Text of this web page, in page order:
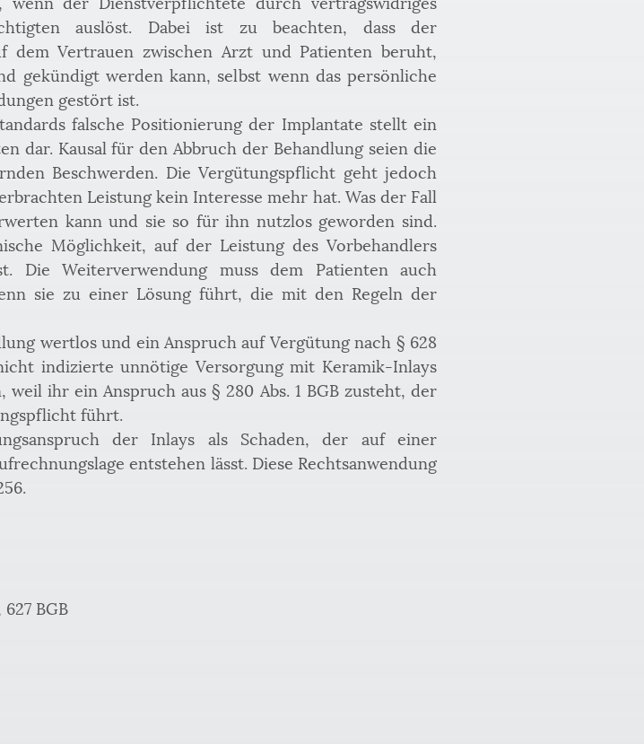
auslöst. Dabei ist zu beachten, dass der
dem Vertrauen zwischen Arzt und Patienten beruht,
gekündigt werden kann, selbst wenn das persönliche
gestört ist.
falsche Positionierung der Implantate stellt ein
dar. Kausal für den Abbruch der Behandlung seien die
Beschwerden. Die Vergütungspflicht geht jedoch
Leistung kein Interesse mehr hat. Was der Fall
kann und sie so für ihn nutzlos geworden sind.
Möglichkeit, auf der Leistung des Vorbehandlers
Die Weiterverwendung muss dem Patienten auch
sie zu einer Lösung führt, die mit den Regeln der
wertlos und ein Anspruch auf Vergütung nach § 628
indizierte unnötige Versorgung mit Keramik-Inlays
ihr ein Anspruch aus § 280 Abs. 1 BGB zusteht, der
führt.
der Inlays als Schaden, der auf einer
entstehen lässt. Diese Rechtsanwendung
BGB